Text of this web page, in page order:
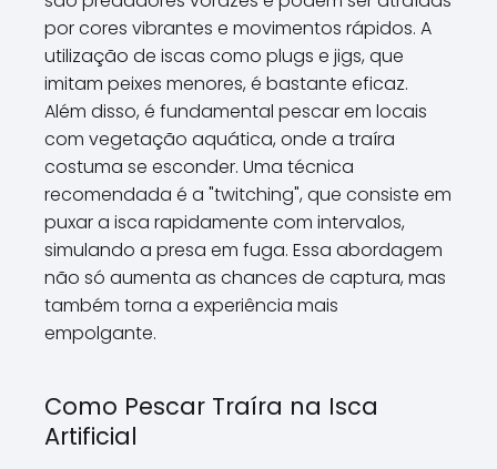
por cores vibrantes e movimentos rápidos. A
utilização de iscas como plugs e jigs, que
imitam peixes menores, é bastante eficaz.
Além disso, é fundamental pescar em locais
com vegetação aquática, onde a traíra
costuma se esconder. Uma técnica
recomendada é a "twitching", que consiste em
puxar a isca rapidamente com intervalos,
simulando a presa em fuga. Essa abordagem
não só aumenta as chances de captura, mas
também torna a experiência mais
empolgante.
Como Pescar Traíra na Isca
Artificial